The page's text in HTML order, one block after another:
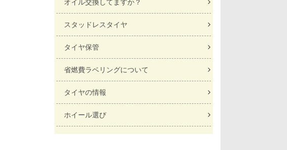
オイル交換してますか？
スタッドレスタイヤ
タイヤ保管
省燃費ラベリングについて
タイヤの情報
ホイール選び